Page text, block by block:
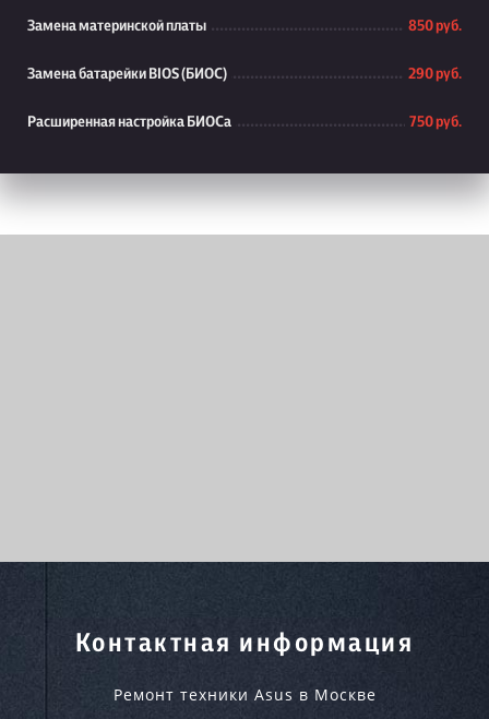
Замена материнской платы 850 руб.
Замена батарейки BIOS (БИОС) 290 руб.
Расширенная настройка БИОСа 750 руб.
Контактная информация
Ремонт техники Asus в Москве